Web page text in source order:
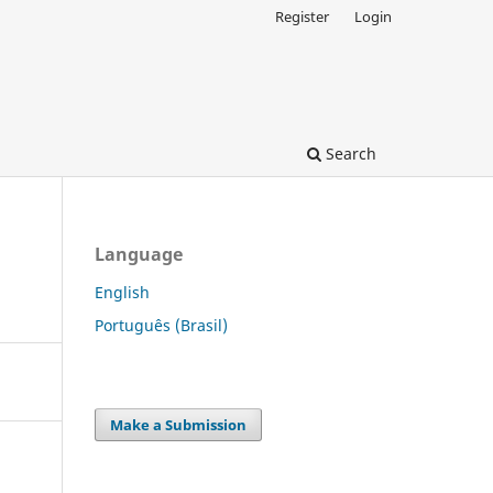
Search
Register Login
Language
English
Português (Brasil)
Make a Submission